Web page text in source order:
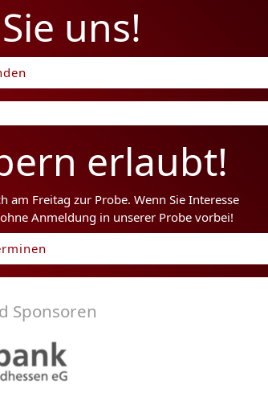
uns!
erlaubt!
am Freitag zur Probe. Wenn Sie Interesse
Anmeldung in unserer Probe vorbei!
Sponsoren